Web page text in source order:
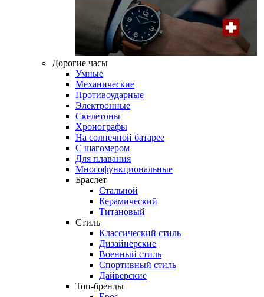
Дорогие часы
Умные
Механические
Противоударные
Электронные
Скелетоны
Хронографы
На солнечной батарее
С шагомером
Для плавания
Многофункциональные
Браслет
Стальной
Керамический
Титановый
Стиль
Классический стиль
Дизайнерские
Военный стиль
Спортивный стиль
Дайверские
Топ-бренды